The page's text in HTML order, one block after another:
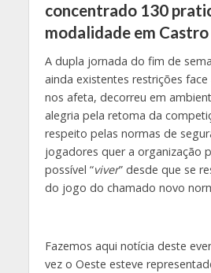
concentrado 130
modalidade em
A dupla jornada do fim de
ainda existentes restrições
nos afeta, decorreu em
alegria pela retoma da
respeito pelas normas de
jogadores quer a organização
possível “viver” desde que se
do jogo do chamado novo
Fazemos aqui notícia deste
vez o Oeste esteve